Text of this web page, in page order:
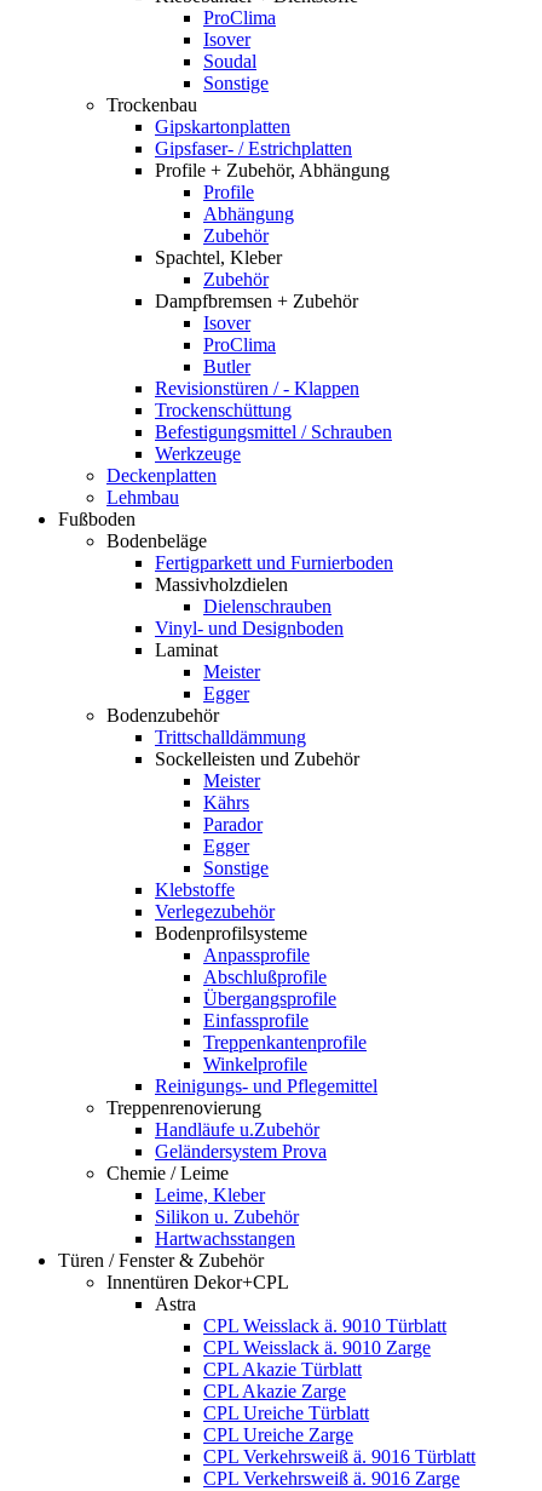
ProClima
Isover
Soudal
Sonstige
Trockenbau
Gipskartonplatten
Gipsfaser- / Estrichplatten
Profile + Zubehör, Abhängung
Profile
Abhängung
Zubehör
Spachtel, Kleber
Zubehör
Dampfbremsen + Zubehör
Isover
ProClima
Butler
Revisionstüren / - Klappen
Trockenschüttung
Befestigungsmittel / Schrauben
Werkzeuge
Deckenplatten
Lehmbau
Fußboden
Bodenbeläge
Fertigparkett und Furnierboden
Massivholzdielen
Dielenschrauben
Vinyl- und Designboden
Laminat
Meister
Egger
Bodenzubehör
Trittschalldämmung
Sockelleisten und Zubehör
Meister
Kährs
Parador
Egger
Sonstige
Klebstoffe
Verlegezubehör
Bodenprofilsysteme
Anpassprofile
Abschlußprofile
Übergangsprofile
Einfassprofile
Treppenkantenprofile
Winkelprofile
Reinigungs- und Pflegemittel
Treppenrenovierung
Handläufe u.Zubehör
Geländersystem Prova
Chemie / Leime
Leime, Kleber
Silikon u. Zubehör
Hartwachsstangen
Türen / Fenster & Zubehör
Innentüren Dekor+CPL
Astra
CPL Weisslack ä. 9010 Türblatt
CPL Weisslack ä. 9010 Zarge
CPL Akazie Türblatt
CPL Akazie Zarge
CPL Ureiche Türblatt
CPL Ureiche Zarge
CPL Verkehrsweiß ä. 9016 Türblatt
CPL Verkehrsweiß ä. 9016 Zarge